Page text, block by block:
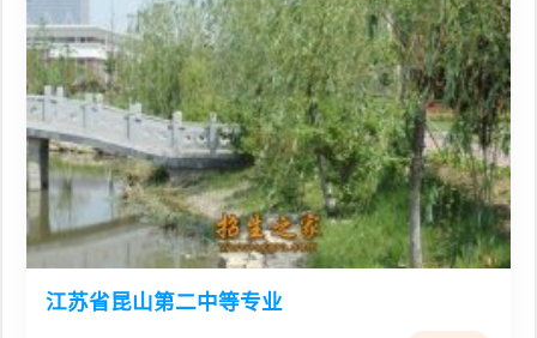
江苏省昆山第二中等专业